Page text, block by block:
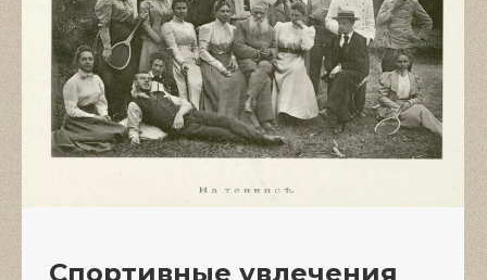
Спортивные увлечения